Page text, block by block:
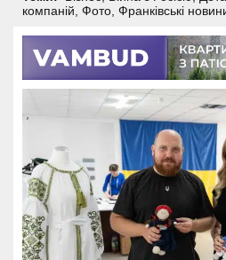
компаній Фото Франківські